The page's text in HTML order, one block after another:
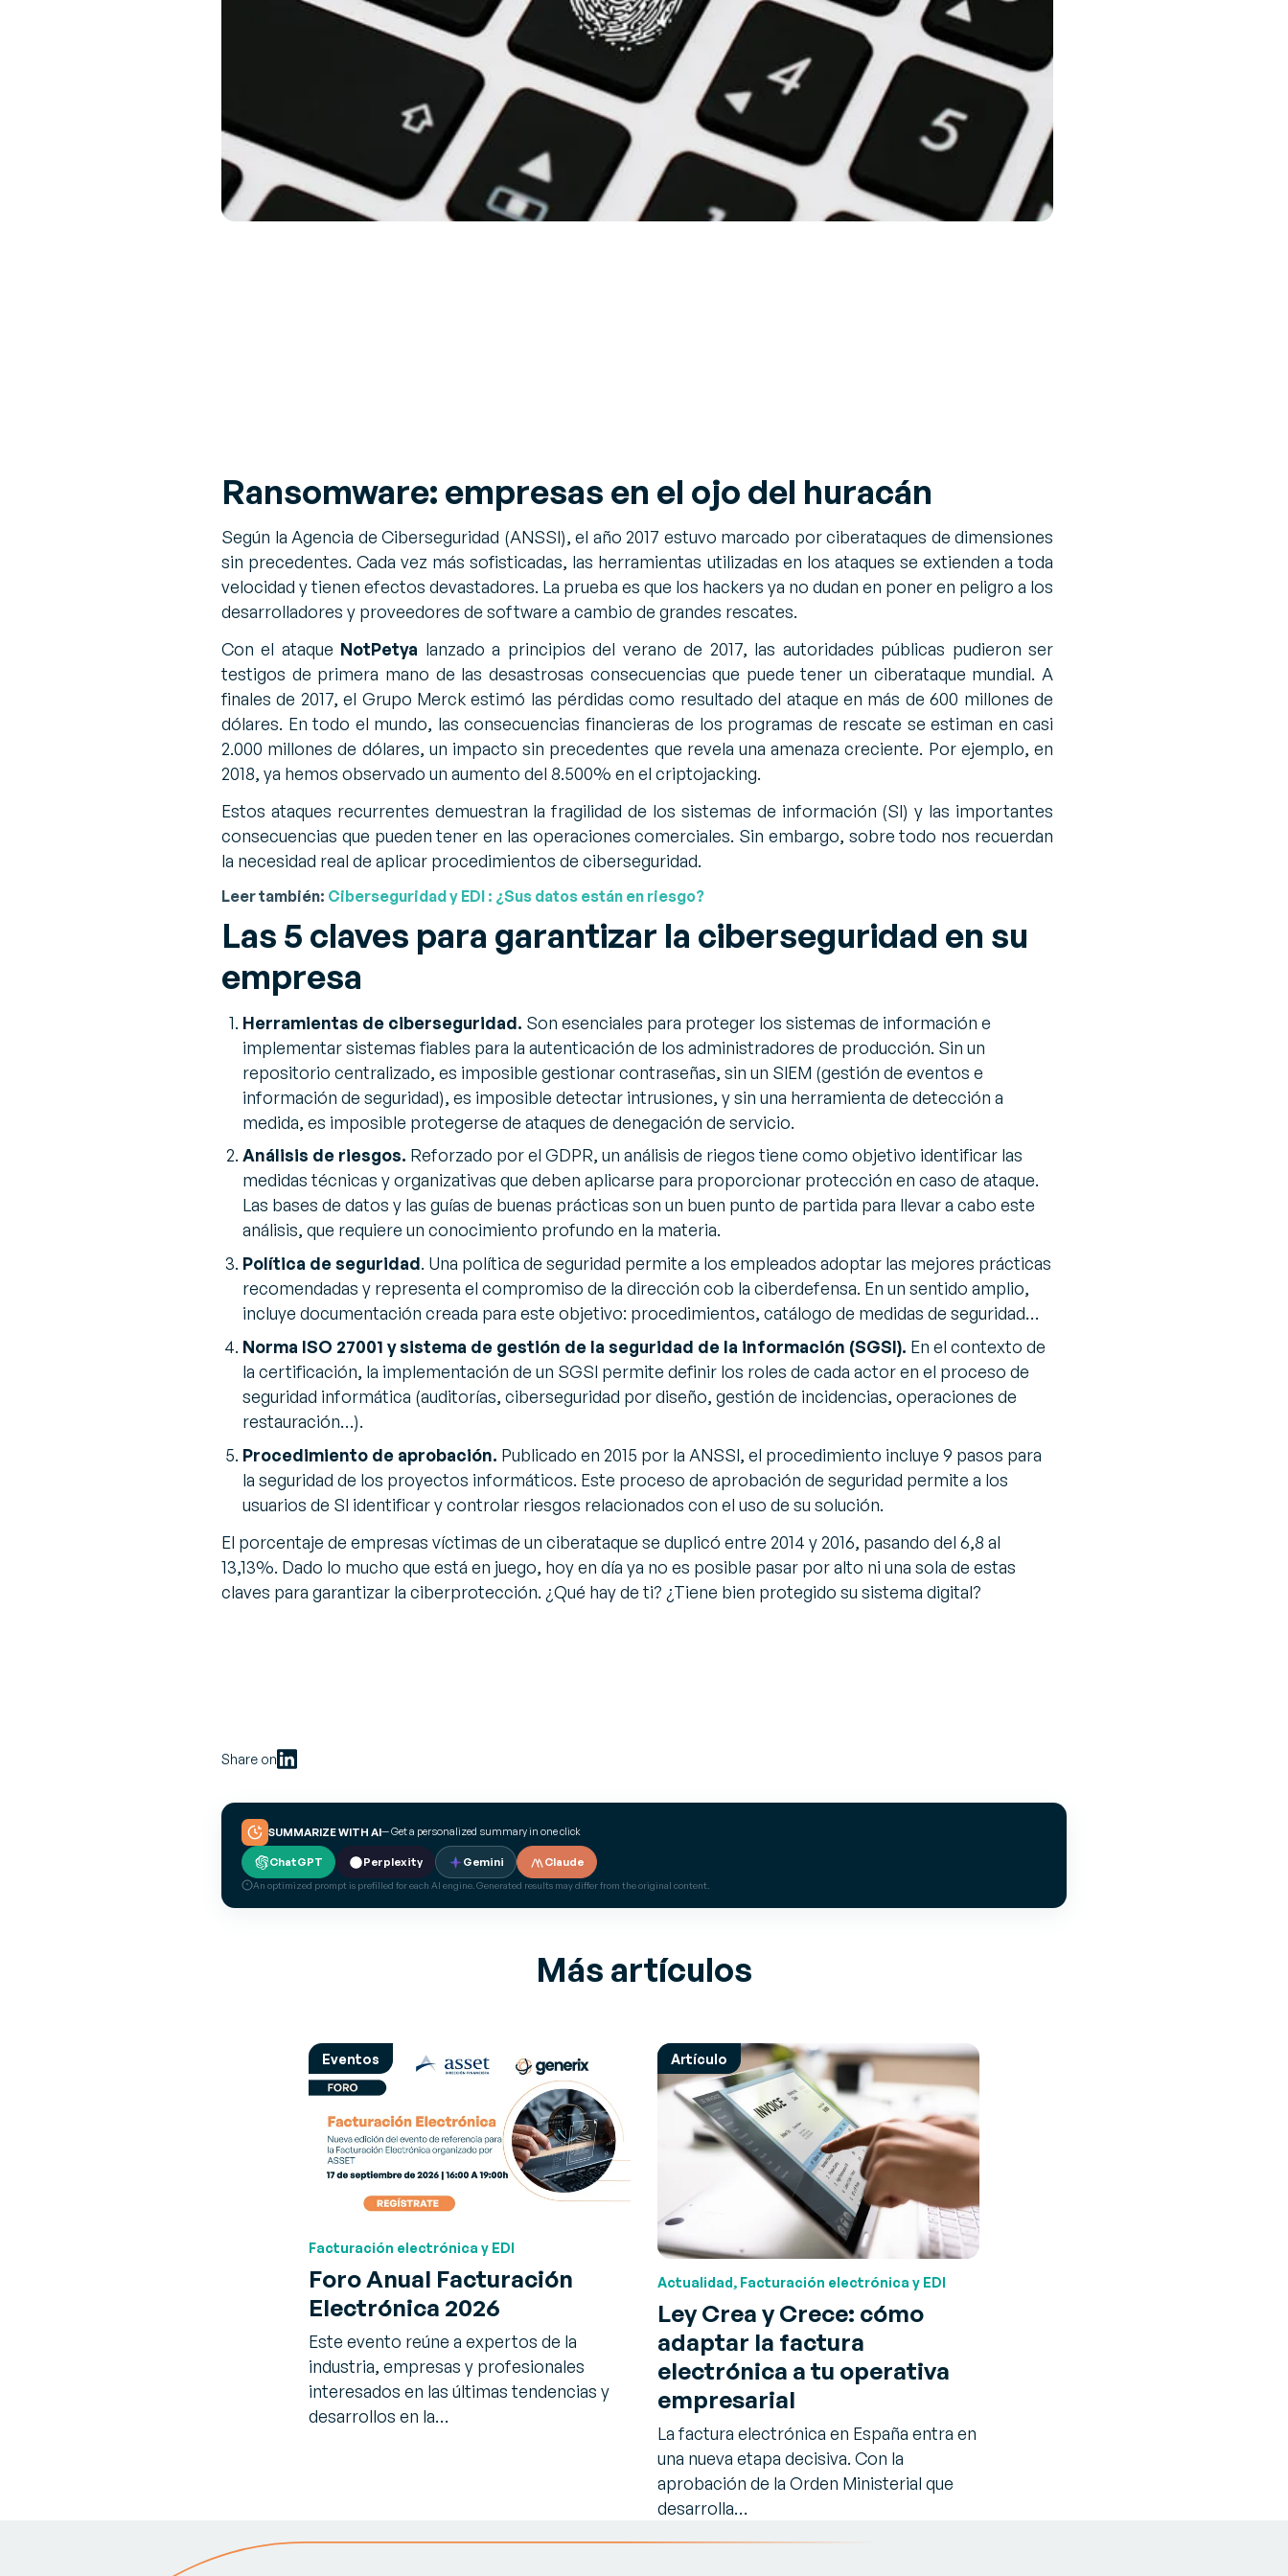
Ransomware: empresas en el ojo del huracán
Según la Agencia de Ciberseguridad (ANSSI), el año 2017 estuvo marcado por ciberataques de dimensiones
sin precedentes. Cada vez más sofisticadas, las herramientas utilizadas en los ataques se extienden a toda
velocidad y tienen efectos devastadores. La prueba es que los hackers ya no dudan en poner en peligro a los
desarrolladores y proveedores de software a cambio de grandes rescates.
Con el ataque NotPetya lanzado a principios del verano de 2017, las autoridades públicas pudieron ser
testigos de primera mano de las desastrosas consecuencias que puede tener un ciberataque mundial. A
finales de 2017, el Grupo Merck estimó las pérdidas como resultado del ataque en más de 600 millones de
dólares. En todo el mundo, las consecuencias financieras de los programas de rescate se estiman en casi
2.000 millones de dólares, un impacto sin precedentes que revela una amenaza creciente. Por ejemplo, en
2018, ya hemos observado un aumento del 8.500% en el criptojacking.
Estos ataques recurrentes demuestran la fragilidad de los sistemas de información (SI) y las importantes
consecuencias que pueden tener en las operaciones comerciales. Sin embargo, sobre todo nos recuerdan
la necesidad real de aplicar procedimientos de ciberseguridad.
Leer también: Ciberseguridad y EDI : ¿Sus datos están en riesgo?
Las 5 claves para garantizar la ciberseguridad en su
empresa
Herramientas de ciberseguridad. Son esenciales para proteger los sistemas de información e
implementar sistemas fiables para la autenticación de los administradores de producción. Sin un
repositorio centralizado, es imposible gestionar contraseñas, sin un SIEM (gestión de eventos e
información de seguridad), es imposible detectar intrusiones, y sin una herramienta de detección a
medida, es imposible protegerse de ataques de denegación de servicio.
Análisis de riesgos. Reforzado por el GDPR, un análisis de riegos tiene como objetivo identificar las
medidas técnicas y organizativas que deben aplicarse para proporcionar protección en caso de ataque.
Las bases de datos y las guías de buenas prácticas son un buen punto de partida para llevar a cabo este
análisis, que requiere un conocimiento profundo en la materia.
Política de seguridad. Una política de seguridad permite a los empleados adoptar las mejores prácticas
recomendadas y representa el compromiso de la dirección cob la ciberdefensa. En un sentido amplio,
incluye documentación creada para este objetivo: procedimientos, catálogo de medidas de seguridad…
Norma ISO 27001 y sistema de gestión de la seguridad de la información (SGSI). En el contexto de
la certificación, la implementación de un SGSI permite definir los roles de cada actor en el proceso de
seguridad informática (auditorías, ciberseguridad por diseño, gestión de incidencias, operaciones de
restauración…).
Procedimiento de aprobación. Publicado en 2015 por la ANSSI, el procedimiento incluye 9 pasos para
la seguridad de los proyectos informáticos. Este proceso de aprobación de seguridad permite a los
usuarios de SI identificar y controlar riesgos relacionados con el uso de su solución.
El porcentaje de empresas víctimas de un ciberataque se duplicó entre 2014 y 2016, pasando del 6,8 al
13,13%. Dado lo mucho que está en juego, hoy en día ya no es posible pasar por alto ni una sola de estas
claves para garantizar la ciberprotección. ¿Qué hay de ti? ¿Tiene bien protegido su sistema digital?
Share on
SUMMARIZE WITH AI— Get a personalized summary in one click
ChatGPT Perplexity Gemini Claude
An optimized prompt is prefilled for each AI engine. Generated results may differ from the original content.
Más artículos
Eventos
Facturación electrónica y EDI
Foro Anual Facturación
Electrónica 2026
Este evento reúne a expertos de la
industria, empresas y profesionales
interesados en las últimas tendencias y
desarrollos en la…
Artículo
Actualidad, Facturación electrónica y EDI
Ley Crea y Crece: cómo
adaptar la factura
electrónica a tu operativa
empresarial
La factura electrónica en España entra en
una nueva etapa decisiva. Con la
aprobación de la Orden Ministerial que
desarrolla…